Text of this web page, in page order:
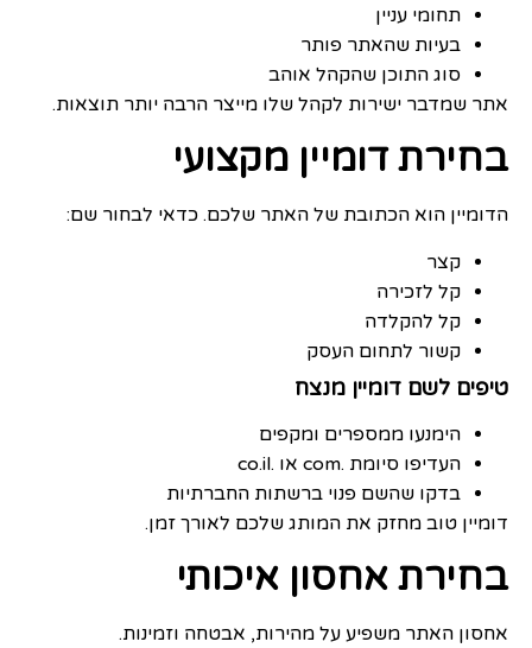
תחומי עניין
בעיות שהאתר פותר
סוג התוכן שהקהל אוהב
אתר שמדבר ישירות לקהל שלו מייצר הרבה יותר תוצאות.
בחירת דומיין מקצועי
הדומיין הוא הכתובת של האתר שלכם. כדאי לבחור שם:
קצר
קל לזכירה
קל להקלדה
קשור לתחום העסק
טיפים לשם דומיין מנצח
הימנעו ממספרים ומקפים
העדיפו סיומת .com או .co.il
בדקו שהשם פנוי ברשתות החברתיות
דומיין טוב מחזק את המותג שלכם לאורך זמן.
בחירת אחסון איכותי
אחסון האתר משפיע על מהירות, אבטחה וזמינות.